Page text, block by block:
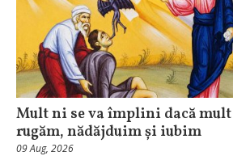
Mult ni se va împlini dacă mult
rugăm, nădăjduim și iubim
09 Aug, 2026